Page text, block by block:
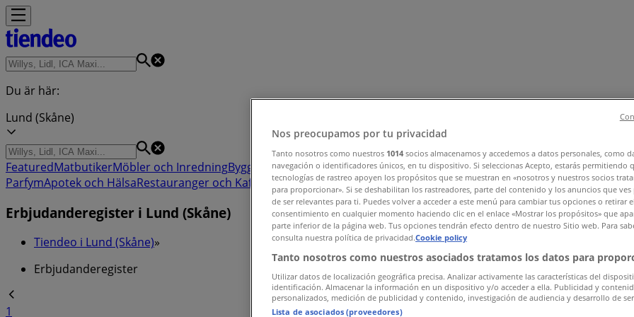
Du är här:
Lund (Skåne)
FeaturedMatbutikerMöbler och InredningBygg och TrädgårdKläder, Skor och AccessoarerElektronik och VitvarorSport
ParfymApotek och HälsaRestauranger och Kaféer Böcker och KontorsmaterialResorBanker
Erbjudanderegister i Lund (Skåne)
Tiendeo i Lund (Skåne)»
Erbjudanderegister
1
Nos preocupamos por tu privacidad
Tanto nosotros como nuestros 1014 socios almacenamos y accedemos a datos personales, como
navegación o identificadores únicos, en tu dispositivo. Si seleccionas Acepto, estarás permitiendo
tecnologías de rastreo apoyen los propósitos que se muestran en «nosotros y nuestros socios
para proporcionar». Si se deshabilitan los rastreadores, parte del contenido y los anuncios que
de ser relevantes para ti. Puedes volver a acceder a este menú para cambiar tus opciones o retirar el
consentimiento en cualquier momento haciendo clic en el enlace «Mostrar los propósitos» que
parte inferior de la página web. Tus opciones tendrán efecto dentro de nuestro Sitio web. Para
consulta nuestra política de privacidad.Cookie policy
Tanto nosotros como nuestros asociados tratamos los datos para
Utilizar datos de localización geográfica precisa. Analizar activamente las características del
identificación. Almacenar la información en un dispositivo y/o acceder a ella. Publicidad y
personalizados, medición de publicidad y contenido, investigación de audiencia y desarrollo de
Lista de asociados (proveedores)